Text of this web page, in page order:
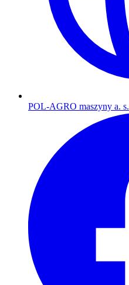
POL-AGRO maszyny a. s.